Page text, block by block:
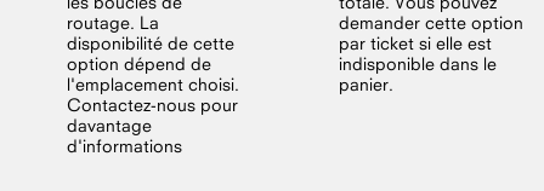
routage. La
disponibilité de cette
option dépend de
l'emplacement choisi.
Contactez-nous pour
davantage
d'informations
demander cette option
par ticket si elle est
indisponible dans le
panier.